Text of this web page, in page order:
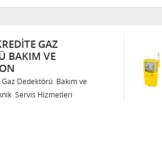
TÜRKAK AKREDITE GAZ
DEDEKTÖRÜ BAKIM VE
Türkak Akredite Gaz Dedektörü Bakım ve
Kalibrasyon Teknik Servis Hizmetleri